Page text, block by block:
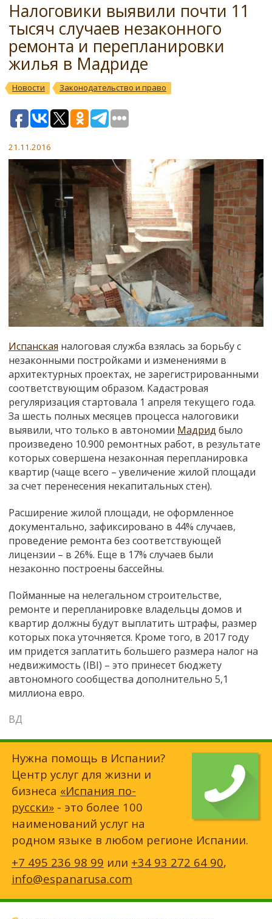
Налоговики выявили почти 11
тысяч случаев незаконного
ремонта и перепланировки
жилья в Мадриде
Новости Законодательство и право
21.11.2016
Испанская налоговая служба взялась за борьбу с
незаконными постройками и изменениями в
архитектурных проектах, не зарегистрированными
соответствующим образом. Кадастровая
регуляризация стартовала 1 апреля текущего года.
За шесть полных месяцев процесса налоговики
выявили, что только в автономии Мадрид было
произведено 10.900 ремонтных работ, в результате
которых совершена незаконная перепланировка
квартир (чаще всего – увеличение жилой площади
за счет перенесения некапитальных стен).
Расширение жилой площади, не оформленное
документально, зафиксировано в 44% случаев,
проведение ремонта без соответствующей
лицензии – в 26%. Еще в 17% случаев были
незаконно построены бассейны.
Пойманные на нелегальном строительстве,
ремонте и перепланировке владельцы домов и
квартир должны будут выплатить штрафы, размер
которых пока уточняется. Кроме того, в 2017 году
им придется заплатить большего размера налог на
недвижимость (IBI) – это принесет бюджету
автономного сообщества дополнительно 5,1
миллиона евро.
ВД
Нужна помощь в Испании?
Центр услуг для жизни и
бизнеса «Испания по-
русски» - это более 100
наименований услуг на
родном языке в любом регионе Испании.
+7 495 236 98 99 или +34 93 272 64 90,
info@espanarusa.com